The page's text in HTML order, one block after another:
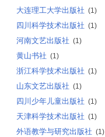
大连理工大学出版社 (1)
四川科学技术出版社 (1)
河南文艺出版社 (1)
黄山书社 (1)
浙江科学技术出版社 (1)
山东文艺出版社 (1)
四川少年儿童出版社 (1)
天津科学技术出版社 (1)
外语教学与研究出版社 (1)